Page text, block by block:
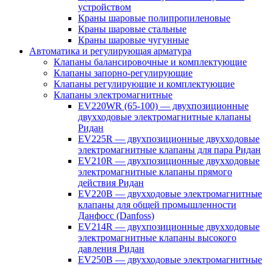
устройством
Краны шаровые полипропиленовые
Краны шаровые стальные
Краны шаровые чугунные
Автоматика и регулирующая арматура
Клапаны балансировочные и комплектующие
Клапаны запорно-регулирующие
Клапаны регулирующие и комплектующие
Клапаны электромагнитные
EV220WR (65-100) — двухпозиционные
двухходовые электромагнитные клапаны
Ридан
EV225R — двухпозиционные двухходовые
электромагнитные клапаны для пара Ридан
EV210R — двухпозиционные двухходовые
электромагнитные клапаны прямого
действия Ридан
EV220B — двухходовые электромагнитные
клапаны для общей промышленности
Данфосс (Danfoss)
EV214R — двухпозиционные двухходовые
электромагнитные клапаны высокого
давления Ридан
EV250B — двухходовые электромагнитные